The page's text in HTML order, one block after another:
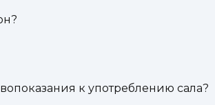
к употреблению сала?